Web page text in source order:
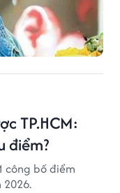
TP.HCM:
điểm?
công bố điểm